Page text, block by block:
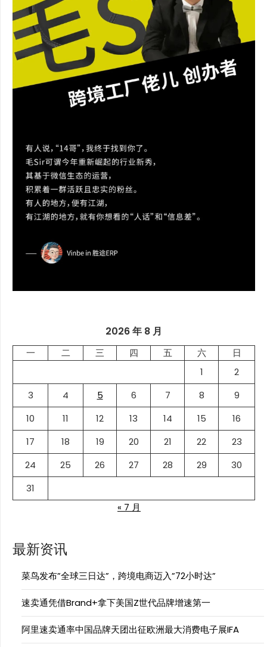
2026 年 8 月
一 二 三 四 五 六
日
1
2
3
4 5 6 7 8
9
10
11 12 13 14 15
16
17
18 19 20 21 22
23
24
25 26 27 28 29
30
31
« 7 月
最新资讯
菜鸟发布”全球三日达”，跨境电商迈入”72小时达”
速卖通凭借Brand+拿下美国Z世代品牌增速第一
阿里速卖通率中国品牌天团出征欧洲最大消费电子展IFA